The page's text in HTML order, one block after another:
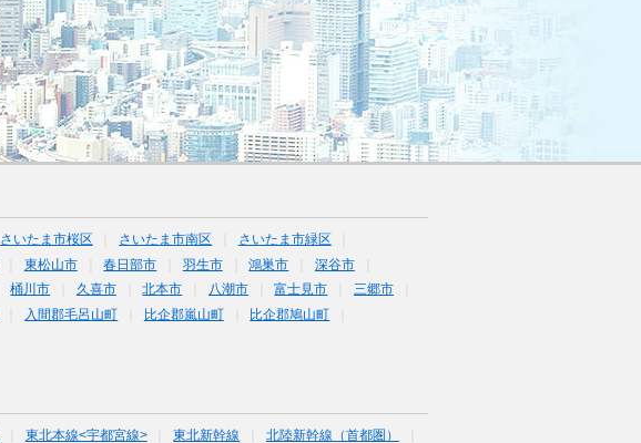
さいたま市桜区 さいたま市南区
さいたま市緑区
東松山市 春日部市 羽生市 鴻巣市
深谷市
桶川市 久喜市 北本市 八潮市 富士見市
三郷市
入間郡毛呂山町 比企郡嵐山町
比企郡鳩山町
東北本線<宇都宮線> 東北新幹線
北陸新幹線（首都圏）